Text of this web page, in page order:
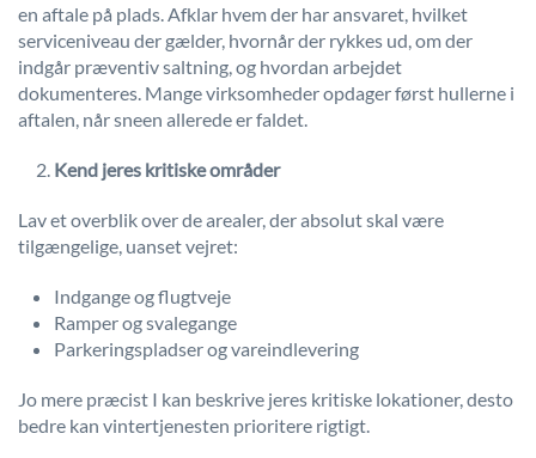
en aftale på plads. Afklar hvem der har ansvaret, hvilket
serviceniveau der gælder, hvornår der rykkes ud, om der
indgår præventiv saltning, og hvordan arbejdet
dokumenteres. Mange virksomheder opdager først hullerne i
aftalen, når sneen allerede er faldet.
Kend jeres kritiske områder
Lav et overblik over de arealer, der absolut skal være
tilgængelige, uanset vejret:
Indgange og flugtveje
Ramper og svalegange
Parkeringspladser og vareindlevering
Jo mere præcist I kan beskrive jeres kritiske lokationer, desto
bedre kan vintertjenesten prioritere rigtigt.